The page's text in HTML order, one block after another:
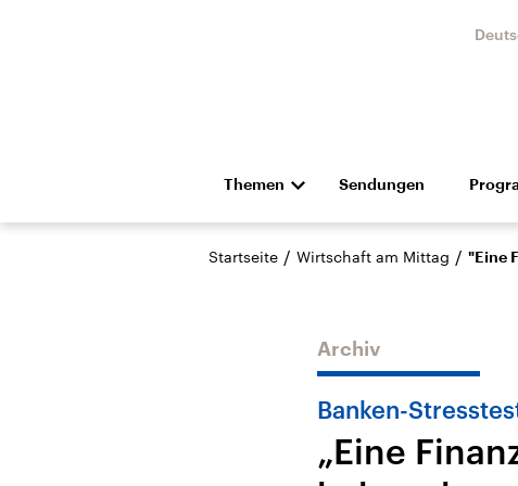
Themen
Die Nachrichten Politik
Hörspiel und Feature Musik
Landtagswahl Sachsen-
Anhalt 2026
USA
Sendungen
Startseite / Wirtschaft am Mittag / "Eine
Archiv
Banken-
„Eine